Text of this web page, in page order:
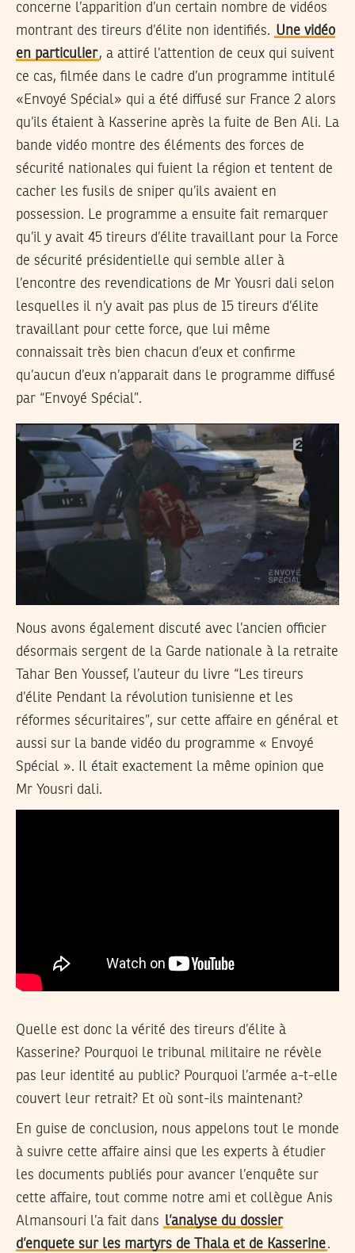
concerne l’apparition d’un certain nombre de vidéos
montrant des tireurs d’élite non identifiés. Une vidéo
en particulier, a attiré l’attention de ceux qui suivent
ce cas, filmée dans le cadre d’un programme intitulé
«Envoyé Spécial» qui a été diffusé sur France 2 alors
qu’ils étaient à Kasserine après la fuite de Ben Ali. La
bande vidéo montre des éléments des forces de
sécurité nationales qui fuient la région et tentent de
cacher les fusils de sniper qu’ils avaient en
possession. Le programme a ensuite fait remarquer
qu’il y avait 45 tireurs d’élite travaillant pour la Force
de sécurité présidentielle qui semble aller à
l’encontre des revendications de Mr Yousri dali selon
lesquelles il n’y avait pas plus de 15 tireurs d’élite
travaillant pour cette force, que lui même
connaissait très bien chacun d’eux et confirme
qu’aucun d’eux n’apparait dans le programme diffusé
par “Envoyé Spécial”.
Nous avons également discuté avec l’ancien officier
désormais sergent de la Garde nationale à la retraite
Tahar Ben Youssef, l’auteur du livre “Les tireurs
d’élite Pendant la révolution tunisienne et les
réformes sécuritaires”, sur cette affaire en général et
aussi sur la bande vidéo du programme « Envoyé
Spécial ». Il était exactement la même opinion que
Mr Yousri dali.
Quelle est donc la vérité des tireurs d’élite à
Kasserine? Pourquoi le tribunal militaire ne révèle
pas leur identité au public? Pourquoi l’armée a-t-elle
couvert leur retrait? Et où sont-ils maintenant?
En guise de conclusion, nous appelons tout le monde
à suivre cette affaire ainsi que les experts à étudier
les documents publiés pour avancer l’enquête sur
cette affaire, tout comme notre ami et collègue Anis
Almansouri l’a fait dans l’analyse du dossier
d’enquete sur les martyrs de Thala et de Kasserine.